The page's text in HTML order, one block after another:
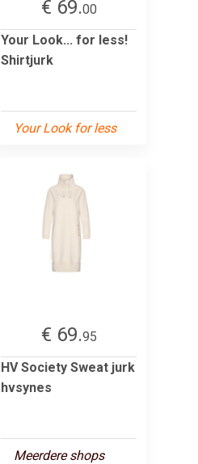
€ 69.00
Your Look... for less!
Shirtjurk
Your Look for less
€ 69.95
HV Society Sweat jurk
hvsynes
Meerdere shops